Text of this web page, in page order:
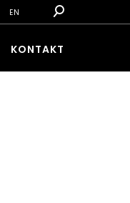
EN
KONTAKT